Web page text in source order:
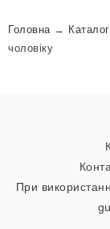
Головна→ Каталог
чоловіку
При